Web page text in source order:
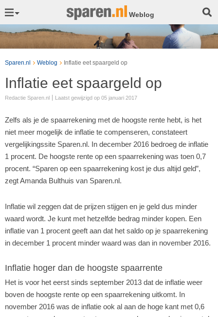
Weblog
Sparen.nl Weblog Inflatie eet spaargeld op
Inflatie eet spaargeld op
Redactie Sparen.nl Laatst gewijzigd op 05 januari 2017
Zelfs als je de spaarrekening met de hoogste rente hebt, is het
niet meer mogelijk de inflatie te compenseren, constateert
vergelijkingssite Sparen.nl. In december 2016 bedroeg de inflatie
1 procent. De hoogste rente op een spaarrekening was toen 0,7
procent. “Sparen op een spaarrekening kost je dus altijd geld”,
zegt Amanda Bulthuis van Sparen.nl.
Inflatie wil zeggen dat de prijzen stijgen en je geld dus minder
waard wordt. Je kunt met hetzelfde bedrag minder kopen. Een
inflatie van 1 procent geeft aan dat het saldo op je spaarrekening
in december 1 procent minder waard was dan in november 2016.
Inflatie hoger dan de hoogste spaarrente
Het is voor het eerst sinds september 2013 dat de inflatie weer
boven de hoogste rente op een spaarrekening uitkomt. In
november 2016 was de inflatie ook al aan de hoge kant met 0,6